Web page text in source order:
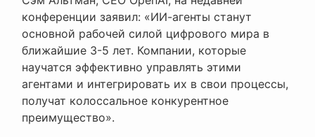
конференции заявил: «ИИ-агенты станут
основной рабочей силой цифрового мира в
ближайшие 3-5 лет. Компании, которые
научатся эффективно управлять этими
агентами и интегрировать их в свои процессы,
получат колоссальное конкурентное
преимущество».